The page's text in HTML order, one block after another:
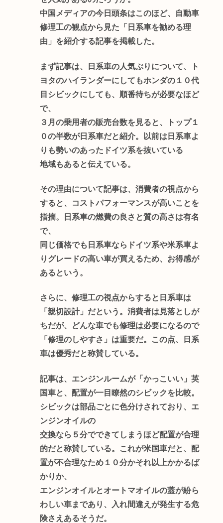
中国メディアの今日頭条はこのほど、自動車
修理工の観点から見た「日系車を勧める理
由」を紹介する記事を掲載した。
まず記事は、日系車の人気ぶりについて、ト
ヨタのハイランダーにしてもホンダの１０代
目シビックにしても、順番待ちが必要なほど
で、
３月の乗用者の販売台数を見ると、トップ１
０の半数が日系車だと紹介。以前は日系車よ
りも勢いのあったドイツ系を抜いている
地域もあると伝えている。
その理由について記事は、消費者の視点から
すると、コストパフォーマンスが高いことを
指摘。日系車の燃費の良さと質の高さは有名
で、
同じ価格でも日系車ならドイツ系や米系車よ
りグレードの高い車が買えるため、お得感が
あるという。
さらに、修理工の視点からすると日系車は
「親切設計」だという。消費者は見落としが
ちだが、どんな車でも修理は必要になるので
「修理のしやすさ」は重要だ。この点、日系
車は優秀だと称賛している。
記事は、エンジンルームが「かっこいい」英
国車と、配置が一目瞭然のシビックを比較。
シビックは部品ごとに色分けされており、エ
ンジンオイルの
交換なら５分でできてしまうほど配置が合理
的だと称賛している。これが米国車だと、配
置が不合理なため１０分かそれ以上かかるば
かりか、
エンジンオイルとオートマオイルの蓋が紛ら
わしい車まであり、入れ間違えが発生する危
険さえあるそうだ。